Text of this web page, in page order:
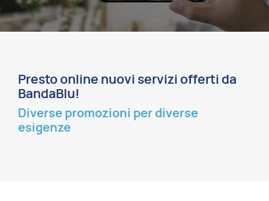
Presto online nuovi servizi offerti da
BandaBlu!
Diverse promozioni per diverse
esigenze